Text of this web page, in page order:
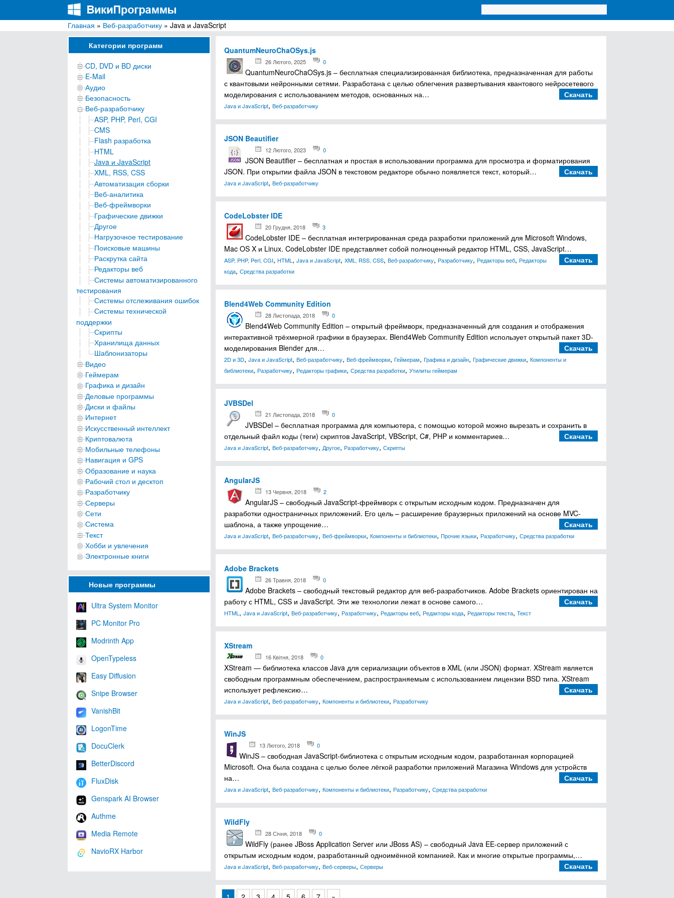
ВикиПрограммы
Энциклопедия бесплатных компьютерных программ для Windows
Главная » Веб-разработчику » Java и JavaScript
Категории программ
CD, DVD и BD диски
E-Mail
Аудио
Безопасность
Веб-разработчику
ASP, PHP, Perl, CGI
CMS
Flash разработка
HTML
Java и JavaScript
XML, RSS, CSS
Автоматизация сборки
Веб-аналитика
Веб-фреймворки
Графические движки
Другое
Нагрузочное тестирование
Поисковые машины
Раскрутка сайта
Редакторы веб
Системы автоматизированного
тестирования
Системы отслеживания ошибок
Системы технической
поддержки
Скрипты
Хранилища данных
Шаблонизаторы
Видео
Геймерам
Графика и дизайн
Деловые программы
Диски и файлы
Интернет
Искусственный интеллект
Криптовалюта
Мобильные телефоны
Навигация и GPS
Образование и наука
Рабочий стол и десктоп
Разработчику
Серверы
Сети
Система
Текст
Хобби и увлечения
Электронные книги
Новые программы
Ultra System Monitor
PC Monitor Pro
Modrinth App
OpenTypeless
Easy Diffusion
Snipe Browser
VanishBit
LogonTime
DocuClerk
BetterDiscord
FluxDisk
Genspark AI Browser
Authme
Media Remote
NavioRX Harbor
QuantumNeuroChaOSys.js
26 Лютого, 2025 0
QuantumNeuroChaOSys.js – бесплатная специализированная библиотека, предназначенная для работы
с квантовыми нейронными сетями. Разработана с целью облегчения развертывания квантового нейросетевого
моделирования с использованием методов, основанных на…
Скачать
Java и JavaScript, Веб-разработчику
JSON Beautifier
12 Лютого, 2023 0
JSON Beautifier – бесплатная и простая в использовании программа для просмотра и форматирования
JSON. При открытии файла JSON в текстовом редакторе обычно появляется текст, который…
Скачать
Java и JavaScript, Веб-разработчику
CodeLobster IDE
20 Грудня, 2018 3
CodeLobster IDE – бесплатная интегрированная среда разработки приложений для Microsoft Windows,
Mac OS X и Linux. CodeLobster IDE представляет собой полноценный редактор HTML, CSS, JavaScript…
Скачать
ASP, PHP, Perl, CGI, HTML , Java и JavaScript, XML, RSS, CSS, Веб-разработчику, Разработчику, Редакторы веб, Редакторы
кода, Средства разработки
Blend4Web Community Edition
28 Листопада, 2018 0
Blend4Web Community Edition – открытый фреймворк, предназначенный для создания и отображения
интерактивной трёхмерной графики в браузерах. Blend4Web Community Edition использует открытый пакет 3D-
моделирования Blender для…
Скачать
2D и 3D, Java и JavaScript, Веб-разработчику, Веб-фреймворки, Геймерам, Графика и дизайн, Графические движки, Компоненты и
библиотеки, Разработчику, Редакторы графики, Средства разработки, Утилиты геймерам
JVBSDel
21 Листопада, 2018 0
JVBSDel – бесплатная программа для компьютера, с помощью которой можно вырезать и сохранить в
отдельный файл коды (теги) скриптов JavaScript, VBScript, C#, PHP и комментариев…
Скачать
Java и JavaScript, Веб-разработчику, Другое, Разработчику, Скрипты
AngularJS
13 Червня, 2018 2
AngularJS – свободный JavaScript-фреймворк с открытым исходным кодом. Предназначен для
разработки одностраничных приложений. Его цель – расширение браузерных приложений на основе MVC-
шаблона, а также упрощение…
Скачать
Java и JavaScript, Веб-разработчику, Веб-фреймворки, Компоненты и библиотеки, Прочие языки, Разработчику, Средства разработки
Adobe Brackets
26 Травня, 2018 0
Adobe Brackets – свободный текстовый редактор для веб-разработчиков. Adobe Brackets ориентирован на
работу с HTML, CSS и JavaScript. Эти же технологии лежат в основе самого…
Скачать
HTML , Java и JavaScript, Веб-разработчику, Разработчику, Редакторы веб, Редакторы кода, Редакторы текста, Текст
XStream
16 Квітня, 2018 0
XStream — библиотека классов Java для сериализации объектов в XML (или JSON) формат. XStream является
свободным программным обеспечением, распространяемым с использованием лицензии BSD типа. XStream
использует рефлексию…
Скачать
Java и JavaScript, Веб-разработчику, Компоненты и библиотеки, Разработчику
WinJS
13 Лютого, 2018 0
WinJS – свободная JavaScript-библиотека с открытым исходным кодом, разработанная корпорацией
Microsoft. Она была создана с целью более лёгкой разработки приложений Магазина Windows для устройств
на…
Скачать
Java и JavaScript, Веб-разработчику, Компоненты и библиотеки, Разработчику, Средства разработки
WildFly
28 Січня, 2018 0
WildFly (ранее JBoss Application Server или JBoss AS) – свободный Java EE-сервер приложений с
открытым исходным кодом, разработанный одноимённой компанией. Как и многие открытые программы,…
Скачать
Java и JavaScript, Веб-разработчику, Веб-серверы, Серверы